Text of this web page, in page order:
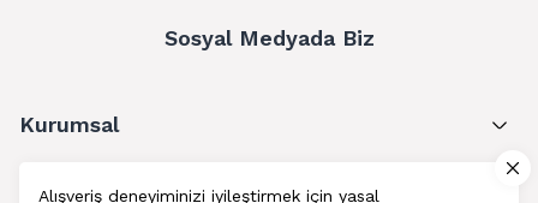
Alışveriş deneyiminizi iyileştirmek için yasal
Sosyal Medyada Biz
Kurumsal
Müşteri Hizmetleri